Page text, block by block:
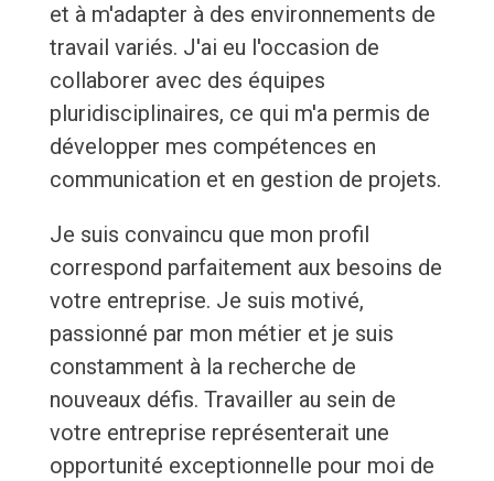
et à m'adapter à des environnements de
travail variés. J'ai eu l'occasion de
collaborer avec des équipes
pluridisciplinaires, ce qui m'a permis de
développer mes compétences en
communication et en gestion de projets.
Je suis convaincu que mon profil
correspond parfaitement aux besoins de
votre entreprise. Je suis motivé,
passionné par mon métier et je suis
constamment à la recherche de
nouveaux défis. Travailler au sein de
votre entreprise représenterait une
opportunité exceptionnelle pour moi de